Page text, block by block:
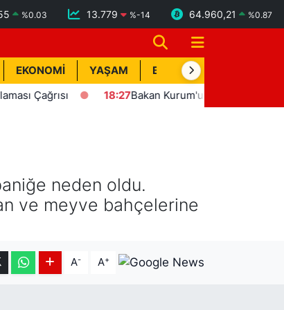
%0.03 13.779 %-14 64.960,21 %0.87
EKONOMİ YAŞAM BİK İLAN
18:27 Bakan Kurum'un katılımıyla
neden oldu.
ve meyve bahçelerine
A- A+